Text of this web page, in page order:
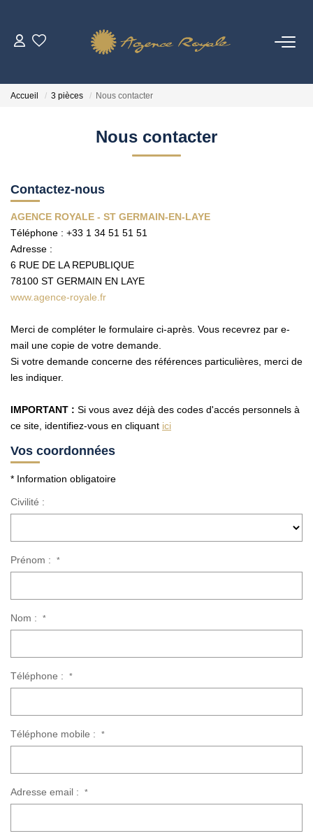
LOCATIONS
NOTRE AGENCE
Qui Sommes-Nous ?
Nos Actualités
Avis Clients
CONTACT
Accueil 3 pièces Nous contacter
Nous contacter
Contactez-nous
AGENCE ROYALE - ST GERMAIN-EN-LAYE
Téléphone : +33 1 34 51 51 51
Adresse :
6 RUE DE LA REPUBLIQUE
78100 ST GERMAIN EN LAYE
www.agence-royale.fr
Merci de compléter le formulaire ci-après. Vous recevrez par e-
mail une copie de votre demande.
Si votre demande concerne des références particulières, merci de
les indiquer.
IMPORTANT : Si vous avez déjà des codes d'accés personnels à
ce site, identifiez-vous en cliquant ici
Vos coordonnées
* Information obligatoire
Civilité :
Prénom : *
Nom : *
Téléphone : *
Téléphone mobile : *
Adresse email : *